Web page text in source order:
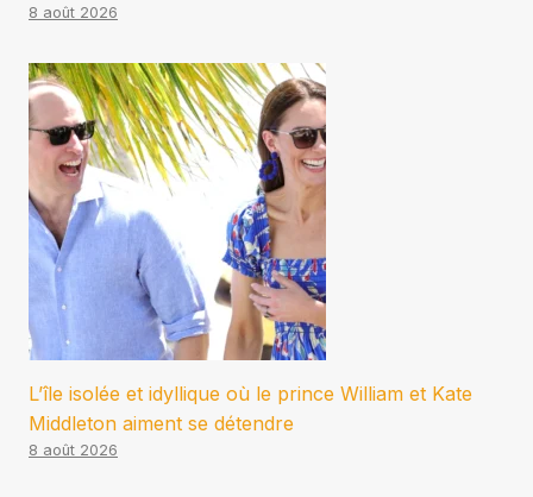
8 août 2026
L’île isolée et idyllique où le prince William et Kate
Middleton aiment se détendre
8 août 2026